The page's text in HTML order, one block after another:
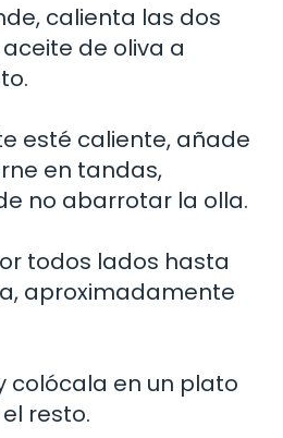
calienta las dos
de oliva a
esté caliente, añade
en tandas,
no abarrotar la olla.
todos lados hasta
aproximadamente
colócala en un plato
resto.